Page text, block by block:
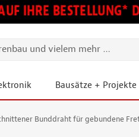
IHRE BESTELLUNG*
Bausätze + Projekte
Bunddraht für gebundene